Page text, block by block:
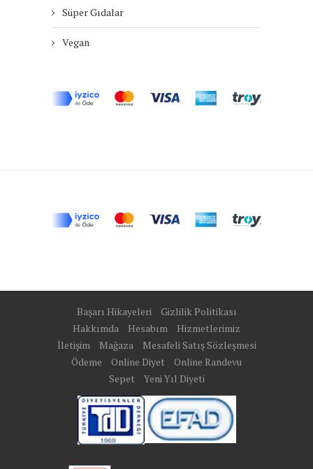
Süper Gıdalar
Vegan
Başarı Hikayeleri
Gizlilik Politikası
Hakkımda
Hesabım
Hizmetlerimiz
İletişim
Mağaza
Mesafeli Satış Sözleşmesi
Ödeme
Online Diyet
Online Randevu
Sepet
Yeni Yıl Diyeti